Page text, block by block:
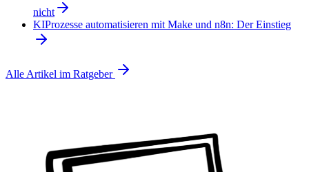
nicht
KIProzesse automatisieren mit Make und n8n: Der Einstieg
Alle Artikel im Ratgeber